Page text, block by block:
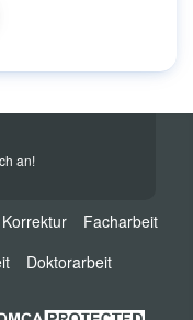
an!
Korrektur
Facharbeit
Doktorarbeit